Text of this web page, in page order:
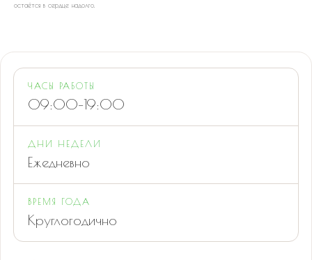
остаётся в сердце надолго.
ЧАСЫ РАБОТЫ
09:00–19:00
ДНИ НЕДЕЛИ
Ежедневно
ВРЕМЯ ГОДА
Круглогодично